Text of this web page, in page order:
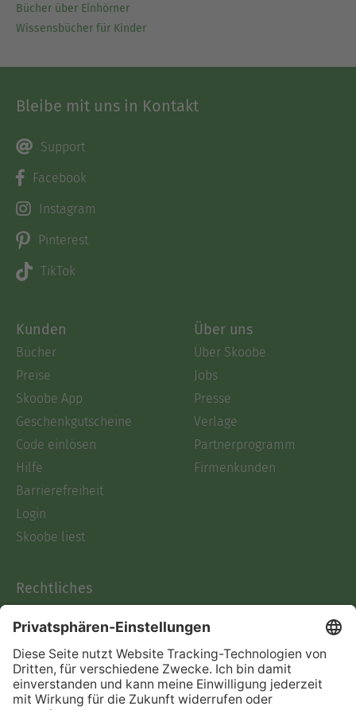
Bücher über Einhörner
Wissensbücher für Kinder
Bleibe mit uns in Kontakt
Support
Facebook
Instagram
Pinterest
TikTok
Kunden
Bücher
Preise
Skoobe App
Geschenkgutscheine
Code einlösen
Hilfe
Barrierefreiheit
Login
Skoobe liest
Über uns
Über Skoobe
Jobs
Presse
Verlage
Partnerprogramm
Firmenkunden
Rechtliches
AGB
Informationen nach Data
Act
Verträge hier kündigen